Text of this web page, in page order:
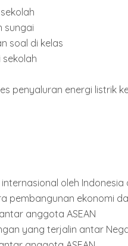
sungai
soal di kelas
penyaluran energi listrik
oleh Indonesia
pembangunan ekonomi
anggota ASEAN
yang terjalin antar